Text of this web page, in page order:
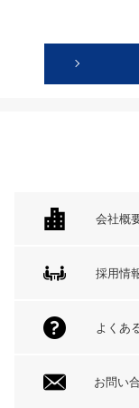
会社概
採用情
よくあ
お問い